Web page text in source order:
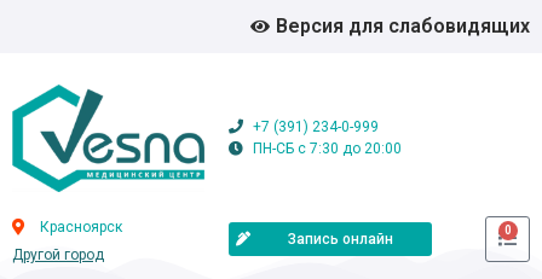
Версия для слабовидящих
+7 (391) 234-0-999
ПН-СБ с 7:30 до 20:00
Красноярск
Другой город
Запись онлайн
0